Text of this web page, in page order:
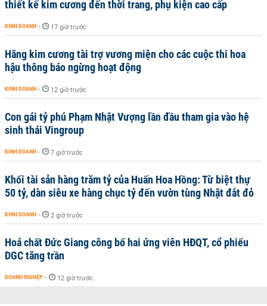
thiết kế kim cương đến thời trang, phụ kiện cao cấp
KINH DOANH - 17 giờ trước
Hãng kim cương tài trợ vương miện cho các cuộc thi hoa
hậu thông báo ngừng hoạt động
KINH DOANH - 12 giờ trước
Con gái tỷ phú Phạm Nhật Vượng lần đầu tham gia vào hệ
sinh thái Vingroup
KINH DOANH - 7 giờ trước
Khối tài sản hàng trăm tỷ của Huấn Hoa Hồng: Từ biệt thự
50 tỷ, dàn siêu xe hàng chục tỷ đến vườn tùng Nhật đắt đỏ
KINH DOANH - 2 giờ trước
Hoá chất Đức Giang công bố hai ứng viên HĐQT, cổ phiếu
DGC tăng trần
DOANH NGHIỆP - 12 giờ trước